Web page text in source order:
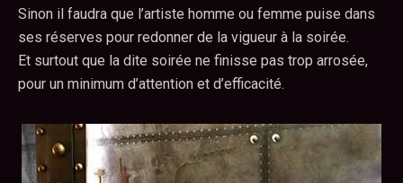
Sinon il faudra que l’artiste homme ou femme puise dans
ses réserves pour redonner de la vigueur à la soirée.
Et surtout que la dite soirée ne finisse pas trop arrosée,
pour un minimum d’attention et d’efficacité.